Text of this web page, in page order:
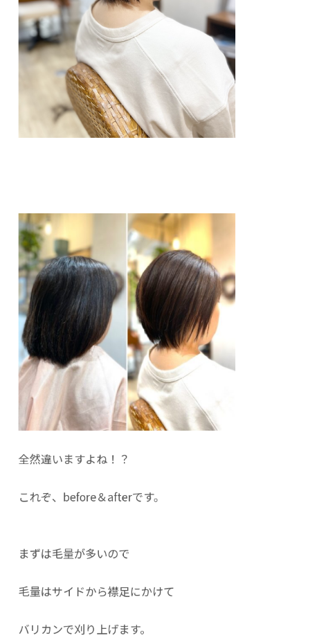
全然違いますよね！？
これぞ、before＆afterです。
まずは毛量が多いので
毛量はサイドから襟足にかけて
バリカンで刈り上げます。